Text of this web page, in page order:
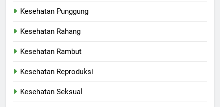
Kesehatan Punggung
Kesehatan Rahang
Kesehatan Rambut
Kesehatan Reproduksi
Kesehatan Seksual